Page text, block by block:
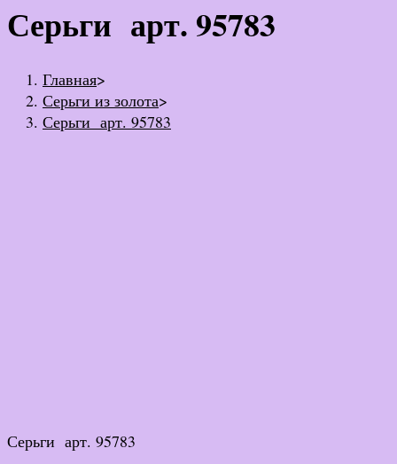
Серьги арт. 95783
Главная>
Серьги из золота>
Серьги арт. 95783
Серьги арт. 95783